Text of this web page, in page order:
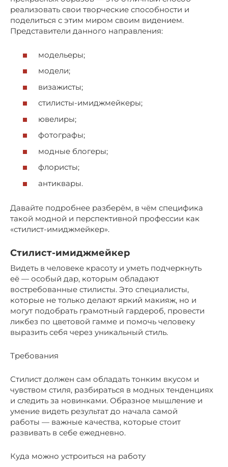
реализовать свои творческие способности и
поделиться с этим миром своим видением.
Представители данного направления:
модельеры;
модели;
визажисты;
стилисты-имиджмейкеры;
ювелиры;
фотографы;
модные блогеры;
флористы;
антиквары.
Давайте подробнее разберём, в чём специфика
такой модной и перспективной профессии как
«стилист-имиджмейкер».
Стилист-имиджмейкер
Видеть в человеке красоту и уметь подчеркнуть
её — особый дар, которым обладают
востребованные стилисты. Это специалисты,
которые не только делают яркий макияж, но и
могут подобрать грамотный гардероб, провести
ликбез по цветовой гамме и помочь человеку
выразить себя через уникальный стиль.
Требования
Стилист должен сам обладать тонким вкусом и
чувством стиля, разбираться в модных тенденциях
и следить за новинками. Образное мышление и
умение видеть результат до начала самой
работы — важные качества, которые стоит
развивать в себе ежедневно.
Куда можно устроиться на работу